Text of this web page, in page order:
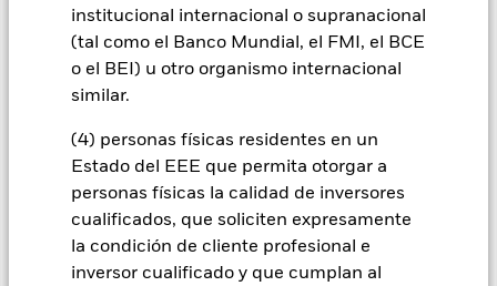
institucional internacional o supranacional
(tal como el Banco Mundial, el FMI, el BCE
o el BEI) u otro organismo internacional
similar.
(4) personas físicas residentes en un
Estado del EEE que permita otorgar a
personas físicas la calidad de inversores
cualificados, que soliciten expresamente
la condición de cliente profesional e
inversor cualificado y que cumplan al
gestora del fondo se asegurará de que se dispone de los
procedimientos adecuados para minimizar el riesgo de
que figura justo debajo del nombre del fondo, podrá ver un
listado de todas las clases de acciones del fondo: las clases de
palabra «Hedged» en su nombre. Además, el listado
completo de todas las clases de acciones con cobertura de
divisas está disponible mediante solicitud a la sociedad
gestora del fondo.
En la medida en que el Fondo opere en préstamos de valores
para reducir los gastos, el propio Fondo percibirá el 62,5% de